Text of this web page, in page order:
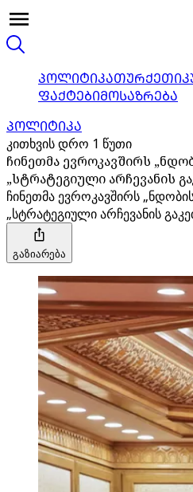
ᲞᲝᲚᲘᲢᲘᲙᲐᲗᲣᲠᲥᲔᲗᲘ
ᲤᲐᲥᲢᲔᲑᲘᲛᲝᲡᲐᲖᲠᲔᲑᲐ
ᲞᲝᲚᲘᲢᲘᲙᲐ
კითხვის დრო 1 წუთი
ჩინეთმა ევროკავშირს
„სტრატეგიული არჩევანის
ჩინეთმა ევროკავშირს
„სტრატეგიული არჩევანის
გაზიარება